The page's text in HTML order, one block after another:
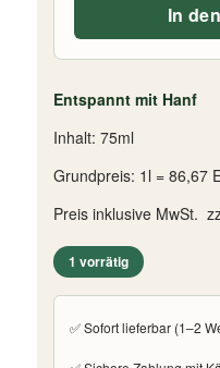
Entspannt mit Hanf
Inhalt: 75ml
Grundpreis: 1l = 86,67
Preis inklusive MwSt.
1 vorrätig
✅ Sofort lieferbar (1–2
In